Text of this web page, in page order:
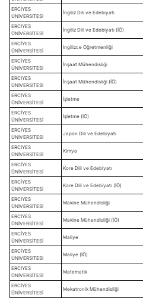
ERCİYES
ÜNİVERSİTESİ
İngiliz Dili ve Edebiyatı
ERCİYES
ÜNİVERSİTESİ
İngiliz Dili ve Edebiyatı (İÖ)
ERCİYES
ÜNİVERSİTESİ
İngilizce Öğretmenliği
ERCİYES
ÜNİVERSİTESİ
İnşaat Mühendisliği
ERCİYES
ÜNİVERSİTESİ
İnşaat Mühendisliği (İÖ)
ERCİYES
ÜNİVERSİTESİ
İşletme
ERCİYES
ÜNİVERSİTESİ
İşletme (İÖ)
ERCİYES
ÜNİVERSİTESİ
Japon Dili ve Edebiyatı
ERCİYES
ÜNİVERSİTESİ
Kimya
ERCİYES
ÜNİVERSİTESİ
Kore Dili ve Edebiyatı
ERCİYES
ÜNİVERSİTESİ
Kore Dili ve Edebiyatı (İÖ)
ERCİYES
ÜNİVERSİTESİ
Makine Mühendisliği
ERCİYES
ÜNİVERSİTESİ
Makine Mühendisliği (İÖ)
ERCİYES
ÜNİVERSİTESİ
Maliye
ERCİYES
ÜNİVERSİTESİ
Maliye (İÖ)
ERCİYES
ÜNİVERSİTESİ
Matematik
ERCİYES
ÜNİVERSİTESİ
Mekatronik Mühendisliği